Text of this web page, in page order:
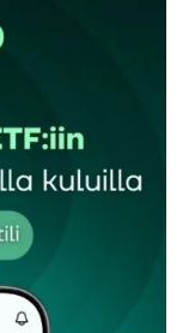
Pakolliset